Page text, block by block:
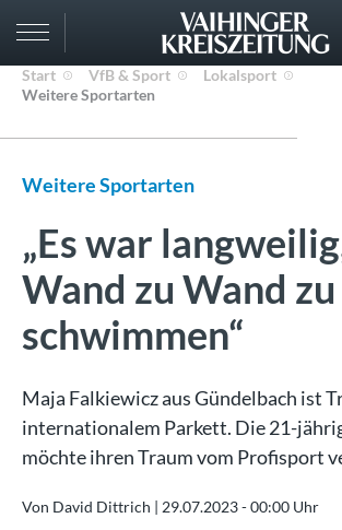
Start VfB & Sport
Lokalsport
Weitere Sportarten
Weitere Sportarten
„Es war
Wand zu Wand zu
schwimmen“
Maja Falkiewicz aus Gündelbach ist
internationalem Parkett. Die 21-
möchte ihren Traum vom Profisport
Von David Dittrich | 29.07.2023 - 00:00 Uhr